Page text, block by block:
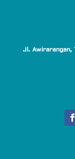
Jl. Awirarangan,